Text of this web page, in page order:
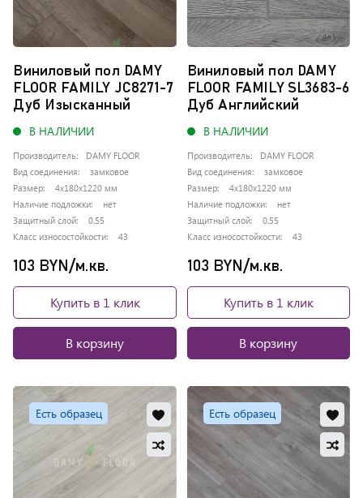
Виниловый пол DAMY
FLOOR FAMILY JC8271-7
Дуб Изысканный
В НАЛИЧИИ
Производитель:
DAMY FLOOR
Вид соединения:
замковое
Размер:
4x180x1220 мм
Наличие подложки:
нет
Защитный слой:
0.55
Класс износостойкости:
43
103 BYN/м.кв.
Купить в 1 клик
В корзину
Виниловый пол DAMY
FLOOR FAMILY SL3683-6
Дуб Английский
В НАЛИЧИИ
Производитель:
DAMY FLOOR
Вид соединения:
замковое
Размер:
4x180x1220 мм
Наличие подложки:
нет
Защитный слой:
0.55
Класс износостойкости:
43
103 BYN/м.кв.
Купить в 1 клик
В корзину
Есть образец
Добавить
в
избранное
Обновляю
список...
Добавить
в
сравнение
Есть образец
в
в